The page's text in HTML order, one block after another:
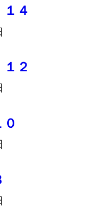
４
２